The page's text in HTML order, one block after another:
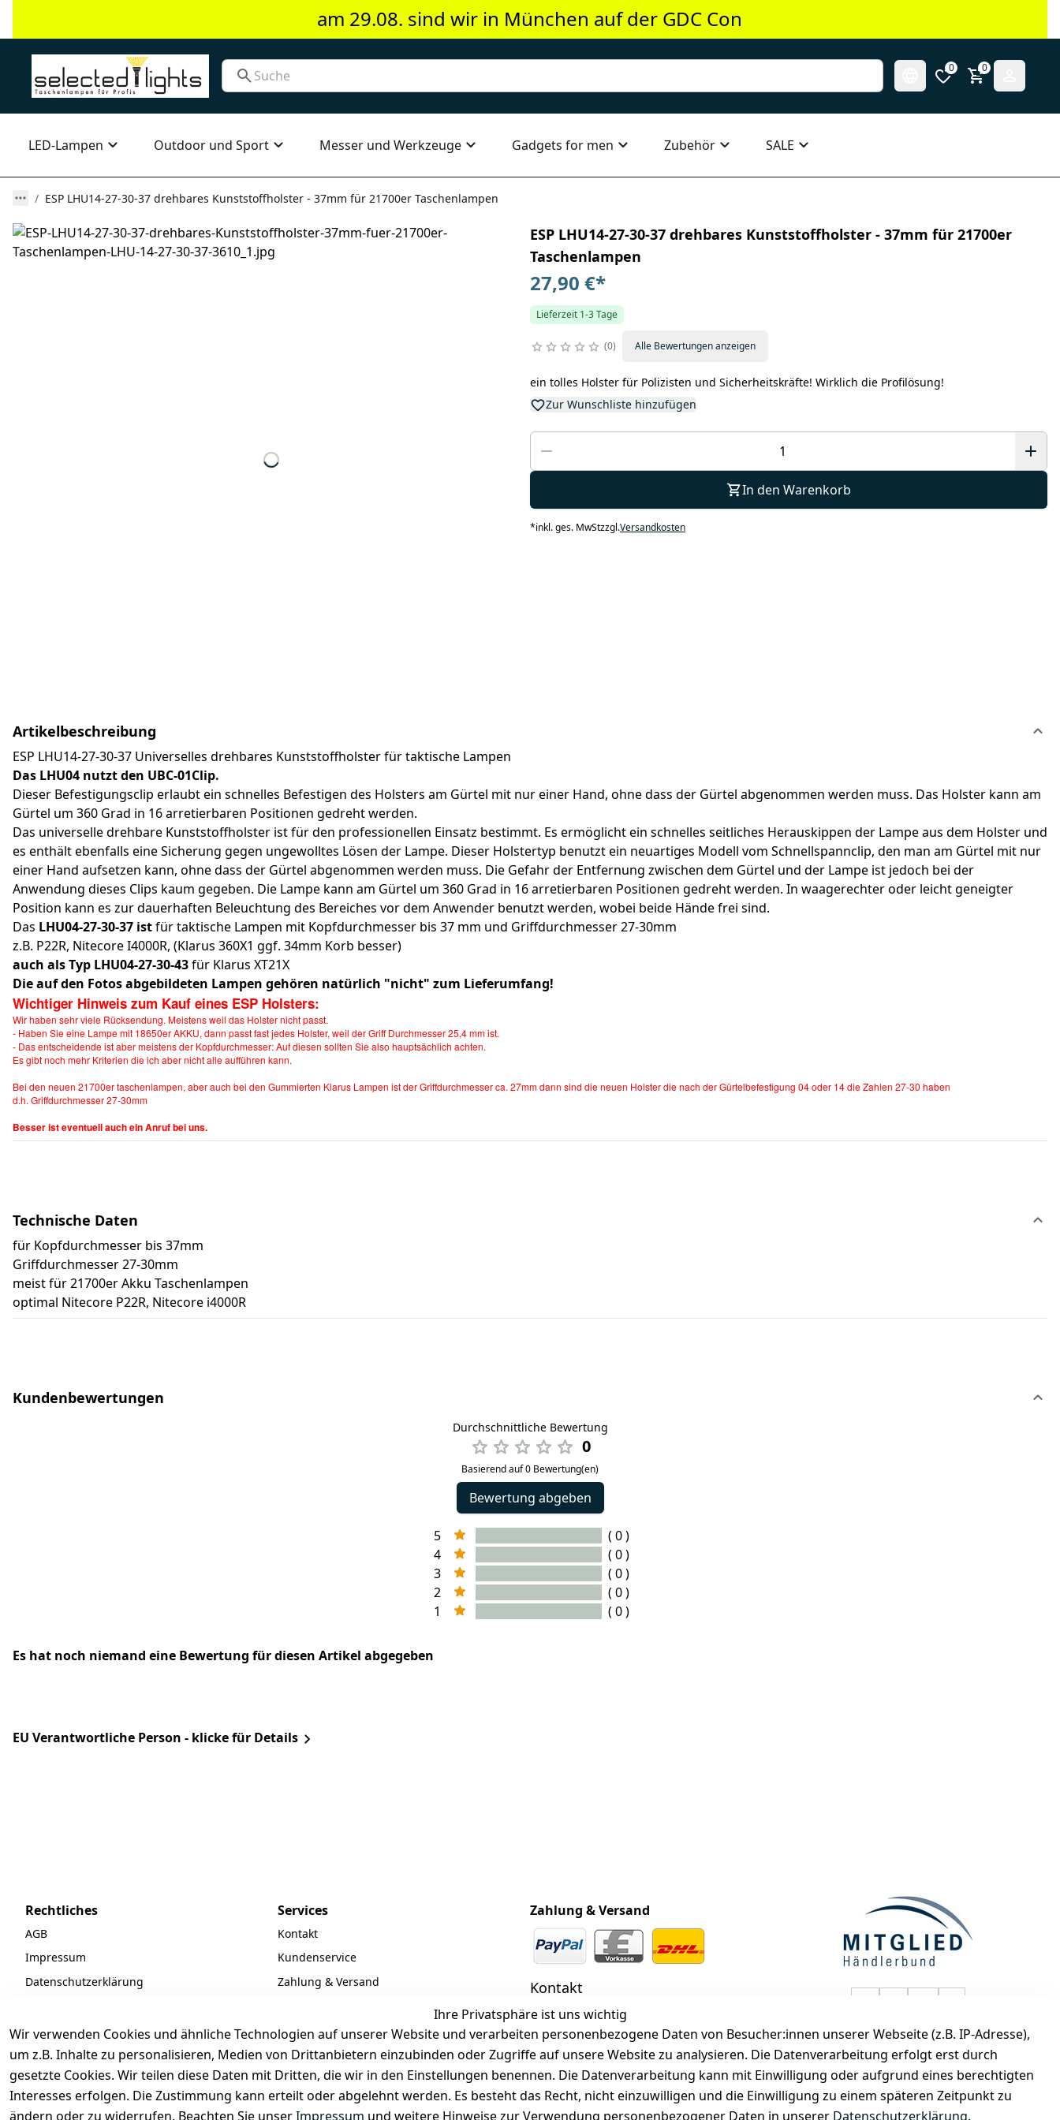
am 29.08. sind wir in München auf der GDC Con
0 0
LED-Lampen Outdoor und Sport Messer und Werkzeuge Gadgets for men Zubehör SALE
ESP LHU14-27-30-37 drehbares Kunststoffholster - 37mm für 21700er Taschenlampen
ESP LHU14-27-30-37 drehbares Kunststoffholster - 37mm für 21700er
Taschenlampen
27,90 €*
Lieferzeit 1-3 Tage
0 Alle Bewertungen anzeigen
ein tolles Holster für Polizisten und Sicherheitskräfte! Wirklich die Profilösung!
Zur Wunschliste hinzufügen
In den Warenkorb
*inkl. ges. MwStzzgl.Versandkosten
Artikelbeschreibung
ESP LHU14-27-30-37 Universelles drehbares Kunststoffholster für taktische Lampen
Das LHU04 nutzt den UBC-01Clip.
Dieser Befestigungsclip erlaubt ein schnelles Befestigen des Holsters am Gürtel mit nur einer Hand, ohne dass der Gürtel abgenommen werden muss. Das Holster kann am
Gürtel um 360 Grad in 16 arretierbaren Positionen gedreht werden.
Das universelle drehbare Kunststoffholster ist für den professionellen Einsatz bestimmt. Es ermöglicht ein schnelles seitliches Herauskippen der Lampe aus dem Holster und
es enthält ebenfalls eine Sicherung gegen ungewolltes Lösen der Lampe. Dieser Holstertyp benutzt ein neuartiges Modell vom Schnellspannclip, den man am Gürtel mit nur
einer Hand aufsetzen kann, ohne dass der Gürtel abgenommen werden muss. Die Gefahr der Entfernung zwischen dem Gürtel und der Lampe ist jedoch bei der
Anwendung dieses Clips kaum gegeben. Die Lampe kann am Gürtel um 360 Grad in 16 arretierbaren Positionen gedreht werden. In waagerechter oder leicht geneigter
Position kann es zur dauerhaften Beleuchtung des Bereiches vor dem Anwender benutzt werden, wobei beide Hände frei sind.
Das LHU04-27-30-37 istfür taktische Lampen mit Kopfdurchmesser bis 37 mm und Griffdurchmesser 27-30mm
z.B. P22R, Nitecore I4000R, (Klarus 360X1 ggf. 34mm Korb besser)
auch als Typ LHU04-27-30-43für Klarus XT21X
Die auf den Fotos abgebildeten Lampen gehören natürlich "nicht" zum Lieferumfang!
Wichtiger Hinweis zum Kauf eines ESP Holsters:
Wir haben sehr viele Rücksendung. Meistens weil das Holster nicht passt.
- Haben Sie eine Lampe mit 18650er AKKU, dann passt fast jedes Holster, weil der Griff Durchmesser 25,4 mm ist.
- Das entscheidende ist aber meistens der Kopfdurchmesser: Auf diesen sollten Sie also hauptsächlich achten.
Es gibt noch mehr Kriterien die ich aber nicht alle aufführen kann.
Bei den neuen 21700er taschenlampen, aber auch bei den Gummierten Klarus Lampen ist der Griffdurchmesser ca. 27mm dann sind die neuen Holster die nach der Gürtelbefestigung 04 oder 14 die Zahlen 27-30 haben
d.h. Griffdurchmesser 27-30mm
Besser ist eventuell auch ein Anruf bei uns.
Technische Daten
für Kopfdurchmesser bis 37mm
Griffdurchmesser 27-30mm
meist für 21700er Akku Taschenlampen
optimal Nitecore P22R, Nitecore i4000R
Kundenbewertungen
Durchschnittliche Bewertung
0
Basierend auf 0 Bewertung(en)
Bewertung abgeben
5
( 0 )
4
( 0 )
3
( 0 )
2
( 0 )
1
( 0 )
Es hat noch niemand eine Bewertung für diesen Artikel abgegeben
EU Verantwortliche Person - klicke für Details
Ihre Privatsphäre ist uns wichtig
Wir verwenden Cookies und ähnliche Technologien auf unserer Website und verarbeiten personenbezogene Daten von Besucher:innen unserer Webseite (z.B. IP-Adresse),
um z.B. Inhalte zu personalisieren, Medien von Drittanbietern einzubinden oder Zugriffe auf unsere Website zu analysieren. Die Datenverarbeitung erfolgt erst durch
gesetzte Cookies. Wir teilen diese Daten mit Dritten, die wir in den Einstellungen benennen. Die Datenverarbeitung kann mit Einwilligung oder aufgrund eines berechtigten
Interesses erfolgen. Die Zustimmung kann erteilt oder abgelehnt werden. Es besteht das Recht, nicht einzuwilligen und die Einwilligung zu einem späteren Zeitpunkt zu
ändern oder zu widerrufen. Beachten Sie unserImpressum und weitere Hinweise zur Verwendung personenbezogener Daten in unserer Datenschutzerklärung.
Rechtliches
AGB
Impressum
Datenschutzerklärung
Services
Kontakt
Kundenservice
Zahlung & Versand
Newsletter
Unsere Partner
FAQ
Zahlung & Versand
Kontakt
+49 (0)6185 2457
Mail: info@selected-lights.de
Unter den Weingärten 42
63546 Hammersbach